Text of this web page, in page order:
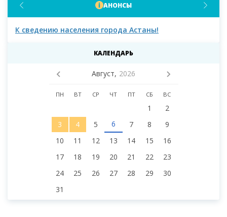
АНОНСЫ
К сведению населения города Астаны!
КАЛЕНДАРЬ
Август, 2026
ПН ВТ СР ЧТ ПТ СБ ВС
1
2
3
4 5 6 7 8
9
10
11 12 13 14 15
16
17
18 19 20 21 22
23
24
25 26 27 28 29
30
31